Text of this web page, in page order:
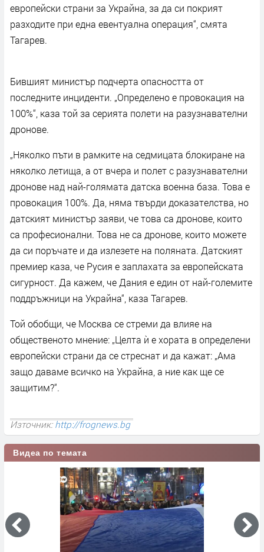
европейски страни за Украйна, за да си покрият
разходите при една евентуална операция“, смята
Тагарев.
Бившият министър подчерта опасността от
последните инциденти. „Определено е провокация на
100%“, каза той за серията полети на разузнавателни
дронове.
„Няколко пъти в рамките на седмицата блокиране на
няколко летища, а от вчера и полет с разузнавателни
дронове над най-голямата датска военна база. Това е
провокация 100%. Да, няма твърди доказателства, но
датският министър заяви, че това са дронове, които
са професионални. Това не са дронове, които можете
да си поръчате и да излезете на поляната. Датският
премиер каза, че Русия е заплахата за европейската
сигурност. Да кажем, че Дания е един от най-големите
поддръжници на Украйна“, каза Тагарев.
Той обобщи, че Москва се стреми да влияе на
общественото мнение: „Целта ѝ е хората в определени
европейски страни да се стреснат и да кажат: „Ама
защо даваме всичко на Украйна, а ние как ще се
защитим?“.
Източник:http://frognews.bg
Видеа по темата